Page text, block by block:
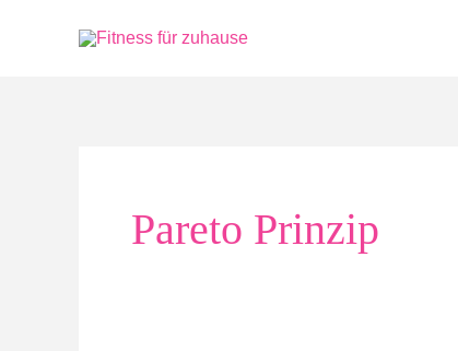
Pareto Prinzip